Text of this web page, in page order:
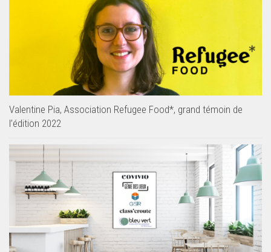
Valentine Pia, Association Refugee Food*, grand témoin de
l’édition 2022